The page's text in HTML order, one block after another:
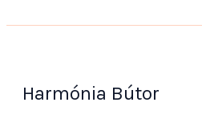
Harmónia Bútor